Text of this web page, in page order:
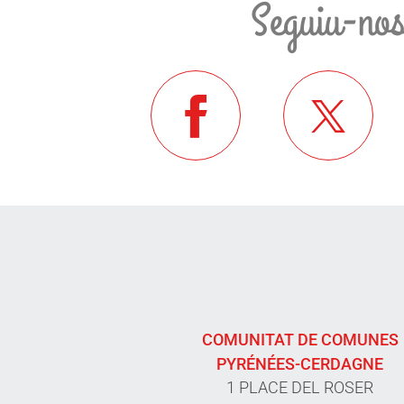
Seguiu-
COMUNITAT DE COMUNES
PYRÉNÉES-CERDAGNE
1 PLACE DEL ROSER